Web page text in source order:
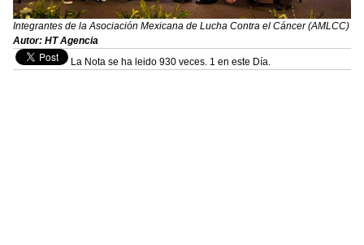
Integrantes de la Asociación Mexicana de Lucha Contra el Cáncer (AMLCC)
Autor: HT Agencia
La Nota se ha leido 930 veces. 1 en este Día.